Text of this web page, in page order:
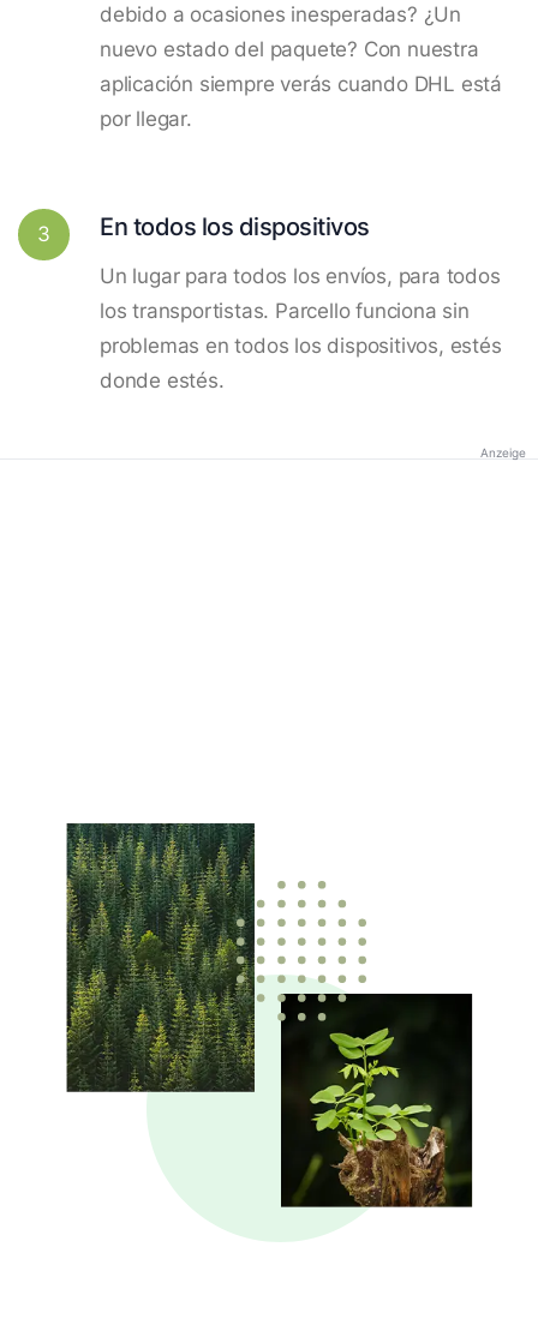
debido a ocasiones inesperadas? ¿Un
nuevo estado del paquete? Con nuestra
aplicación siempre verás cuando DHL está
por llegar.
3 En todos los dispositivos
Un lugar para todos los envíos, para todos
los transportistas. Parcello funciona sin
problemas en todos los dispositivos, estés
donde estés.
Anzeige